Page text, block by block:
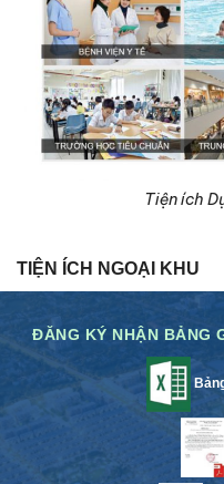
Tiện ích
TIỆN ÍCH NGOẠI KHU
ĐĂNG KÝ NHẬN BẢNG